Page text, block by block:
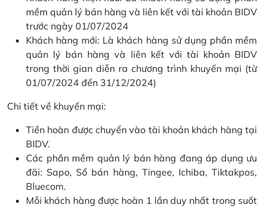
mềm quản lý bán hàng và liên kết với tài khoản BIDV
trước ngày 01/07/2024
Khách hàng mới: Là khách hàng sử dụng phần mềm
quản lý bán hàng và liên kết với tài khoản BIDV
trong thời gian diễn ra chương trình khuyến mại (từ
01/07/2024 đến 31/12/2024)
Chi tiết về khuyến mại:
Tiền hoàn được chuyển vào tài khoản khách hàng tại
BIDV.
Các phần mềm quản lý bán hàng đang áp dụng ưu
đãi: Sapo, Sổ bán hàng, Tingee, Ichiba, Tiktakpos,
Bluecom.
Mỗi khách hàng được hoàn 1 lần duy nhất trong suốt